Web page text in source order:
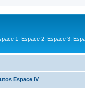
1, Espace 2, Espace 3,
Espace IV